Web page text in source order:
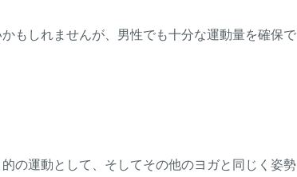
もしれませんが、男性でも十分な運動量を確保で
の運動として、そしてその他のヨガと同じく姿勢